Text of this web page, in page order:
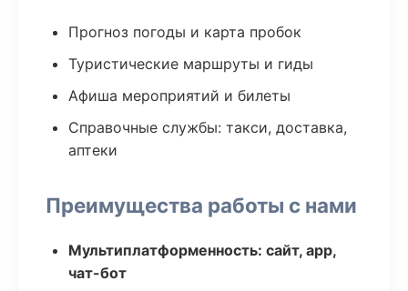
Прогноз погоды и карта пробок
Туристические маршруты и гиды
Афиша мероприятий и билеты
Справочные службы: такси, доставка,
аптеки
Преимущества работы с нами
Мультиплатформенность: сайт, app,
чат-бот